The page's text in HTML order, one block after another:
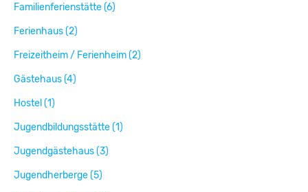
Familienferienstätte (6)
Ferienhaus (2)
Freizeitheim / Ferienheim (2)
Gästehaus (4)
Hostel (1)
Jugendbildungsstätte (1)
Jugendgästehaus (3)
Jugendherberge (5)